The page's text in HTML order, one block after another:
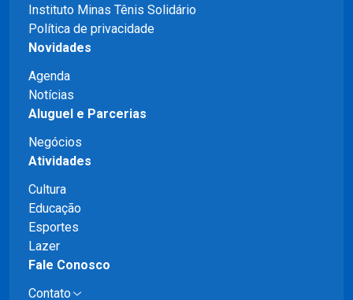
Instituto Minas Tênis Solidário
Política de privacidade
Novidades
Agenda
Notícias
Aluguel e Parcerias
Negócios
Atividades
Cultura
Educação
Esportes
Lazer
Fale Conosco
Contato